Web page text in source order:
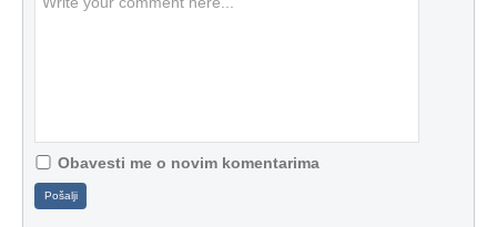
Obavesti me o novim komentarima
Pošalji